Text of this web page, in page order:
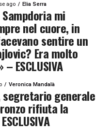
ago Elia Serra
mi
nel cuore, in
sentire un
Era molto
ESCLUSIVA
Veronica Mandalà
segretario generale
rifiuta la